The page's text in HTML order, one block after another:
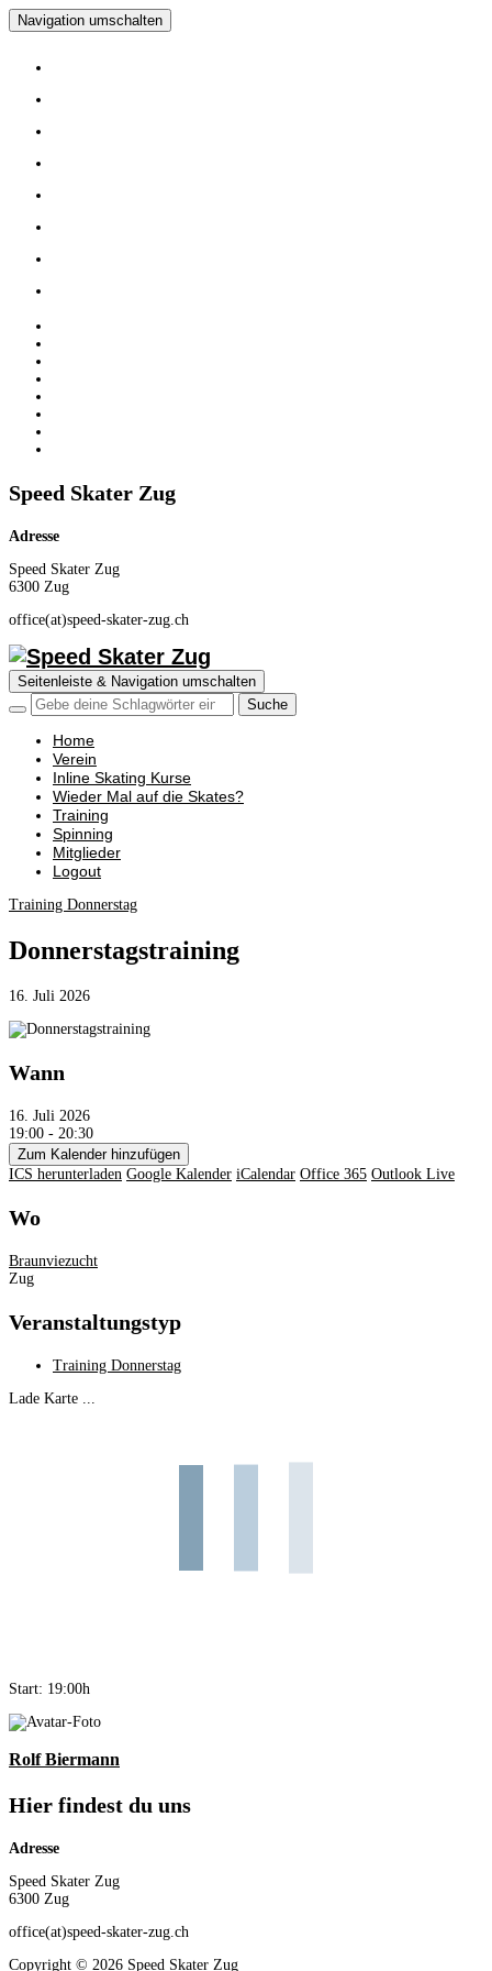
Navigation umschalten
Speed Skater Zug
Adresse
Speed Skater Zug
6300 Zug
office(at)speed-skater-zug.ch
Seitenleiste & Navigation umschalten
Home
Verein
Inline Skating Kurse
Wieder Mal auf die Skates?
Training
Spinning
Mitglieder
Logout
Training Donnerstag
Donnerstagstraining
16. Juli 2026
Wann
16. Juli 2026
19:00 - 20:30
Zum Kalender hinzufügen
ICS herunterladen Google Kalender iCalendar Office 365 Outlook Live
Wo
Braunviezucht
Zug
Veranstaltungstyp
Training Donnerstag
Lade Karte ...
Start: 19:00h
Rolf Biermann
Hier findest du uns
Adresse
Speed Skater Zug
6300 Zug
office(at)speed-skater-zug.ch
Copyright © 2026 Speed Skater Zug